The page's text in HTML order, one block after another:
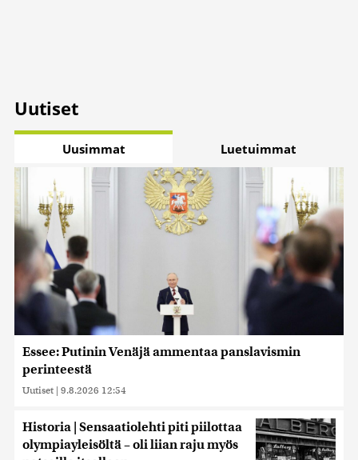
Uutiset
Uusimmat Luetuimmat
Essee: Putinin Venäjä ammentaa panslavismin
perinteestä
Uutiset | 9.8.2026 12:54
Historia | Sensaatiolehti piti piilottaa
olympiayleisöltä – oli liian raju myös